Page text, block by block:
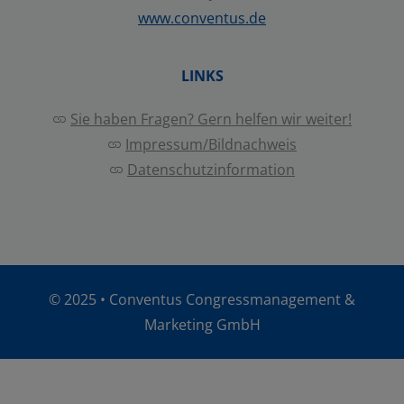
www.conventus.de
LINKS
Sie haben Fragen? Gern helfen wir weiter!
Impressum/Bildnachweis
Datenschutzinformation
© 2025 • Conventus Congressmanagement &
Marketing GmbH